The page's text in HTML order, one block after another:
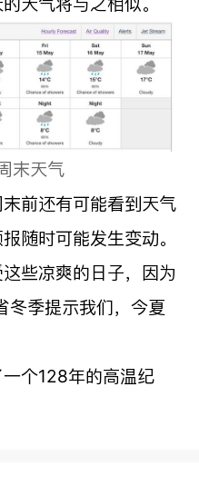
末天气
前还有可能看到天气
随时可能发生变动。
些凉爽的日子，因为
冬季提示我们，今夏
个128年的高温纪